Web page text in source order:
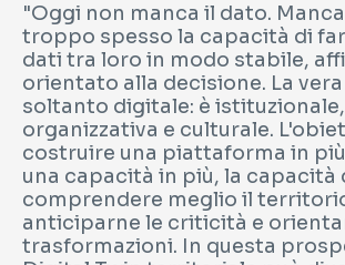
"Oggi non manca il dato.
troppo spesso la capacità di
dati tra loro in modo stabile,
orientato alla decisione. La
soltanto digitale: è istituzionale,
organizzativa e culturale.
costruire una piattaforma in
una capacità in più, la capacità
comprendere meglio il
anticiparne le criticità e
trasformazioni. In questa